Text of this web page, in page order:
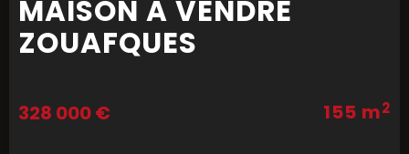
MAISON A VENDRE
ZOUAFQUES
155 m2
328 000 €